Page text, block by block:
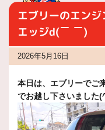
エブリーのエン
エッジd(￣ ￣)
2026年5月16日
本日は、エブリーでご
でお越し下さいました